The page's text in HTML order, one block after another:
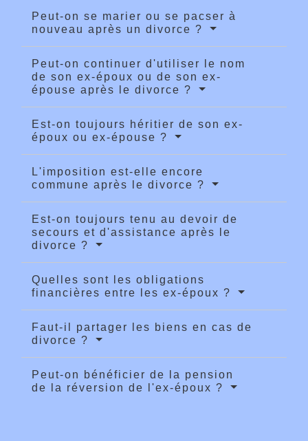
Peut-on se marier ou se pacser à
nouveau après un divorce ?
Peut-on continuer d'utiliser le nom
de son ex-époux ou de son ex-
épouse après le divorce ?
Est-on toujours héritier de son ex-
époux ou ex-épouse ?
L'imposition est-elle encore
commune après le divorce ?
Est-on toujours tenu au devoir de
secours et d'assistance après le
divorce ?
Quelles sont les obligations
financières entre les ex-époux ?
Faut-il partager les biens en cas de
divorce ?
Peut-on bénéficier de la pension
de la réversion de l'ex-époux ?